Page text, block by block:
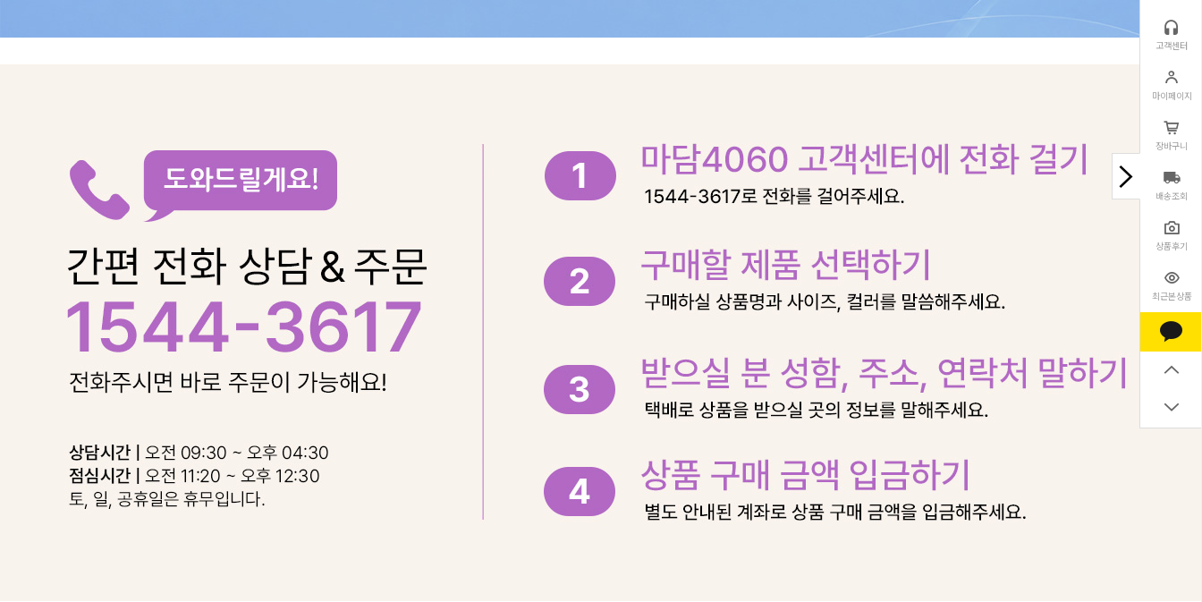
고객센터
마이페이지
장바구니
배송조회
상품후기
최근본상품